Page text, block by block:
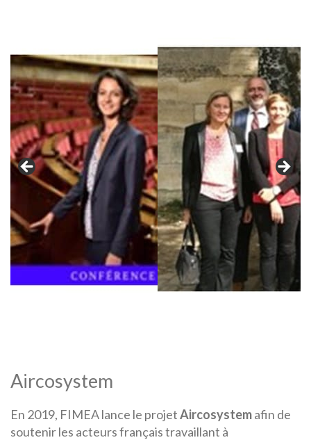
Aircosystem
En 2019, FIMEA lance le projetAircosystemafin de
soutenir les acteurs français travaillant à